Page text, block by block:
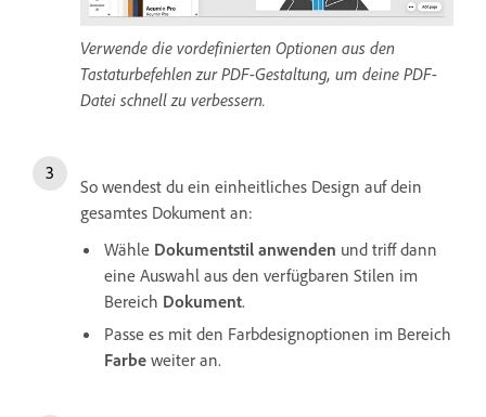
Verwende die vordefinierten Optionen aus den
Tastaturbefehlen zur PDF-Gestaltung, um deine PDF-
Datei schnell zu verbessern.
So wendest du ein einheitliches Design auf dein
gesamtes Dokument an:
Wähle Dokumentstil anwenden und triff dann
eine Auswahl aus den verfügbaren Stilen im
Bereich Dokument.
Passe es mit den Farbdesignoptionen im Bereich
Farbe weiter an.